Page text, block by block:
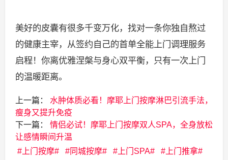
美好的皮囊有很多千变万化，找对一条你独自熬过
的健康主宰，从签约自己的首单全能上门调理服务
启程！你离优雅涅槃与身心双平衡，只有一次上门
的温暖距离。
上一篇：
水肿体质必看！摩耶上门按摩淋巴引流手法，
瘦身又提升免疫
下一篇：
情侣必试！摩耶上门按摩双人SPA，全身放松
让感情瞬间升温
上门按摩
同城按摩 上门SPA
上门推拿